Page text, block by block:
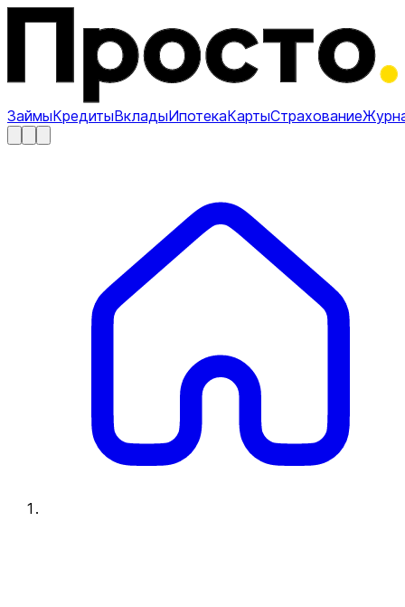
ЗаймыКредитыВкладыИпотекаКартыСтрахование